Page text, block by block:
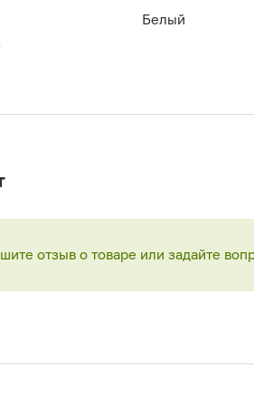
Белый
отзыв о товаре или задайте